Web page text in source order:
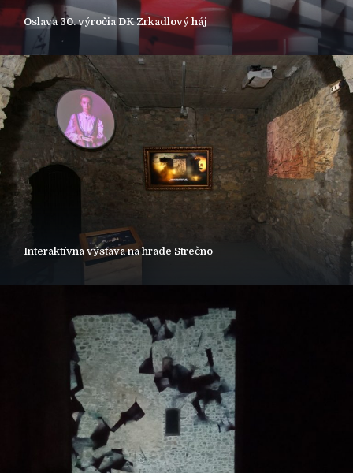
Oslava 30. výročia DK Zrkadlový háj
Interaktívna výstava na hrade Strečno